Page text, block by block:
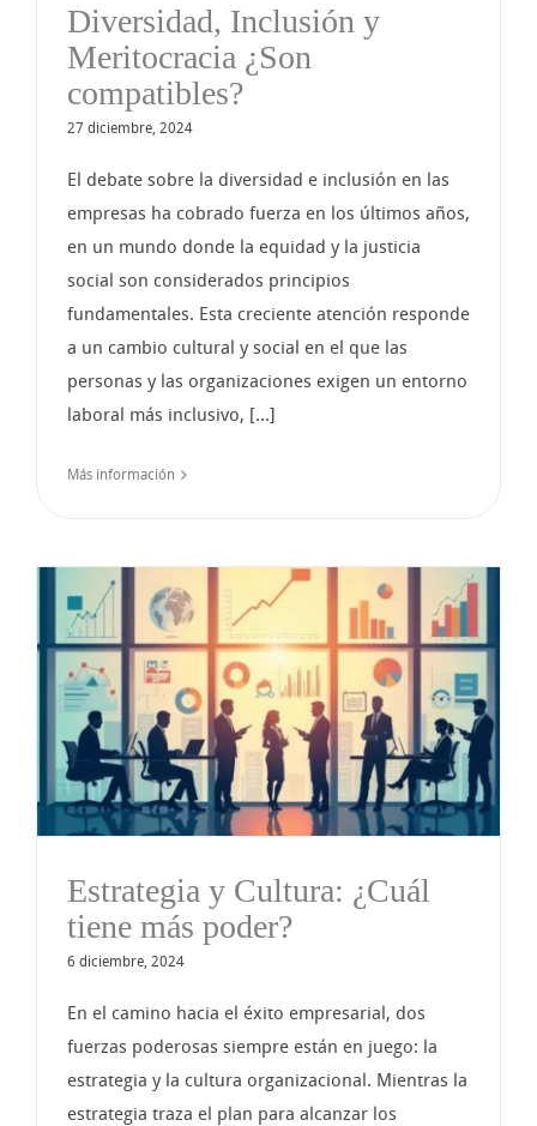
Diversidad, Inclusión y
Meritocracia ¿Son
compatibles?
27 diciembre, 2024
El debate sobre la diversidad e inclusión en las
empresas ha cobrado fuerza en los últimos años,
en un mundo donde la equidad y la justicia
social son considerados principios
fundamentales. Esta creciente atención responde
a un cambio cultural y social en el que las
personas y las organizaciones exigen un entorno
laboral más inclusivo, [...]
Más información
Estrategia y Cultura: ¿Cuál
tiene más poder?
6 diciembre, 2024
En el camino hacia el éxito empresarial, dos
fuerzas poderosas siempre están en juego: la
estrategia y la cultura organizacional. Mientras la
estrategia traza el plan para alcanzar los